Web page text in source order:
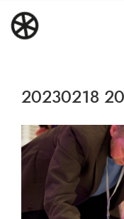
Inhalt
springen
20230218